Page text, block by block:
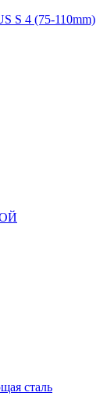
S 4 (75-110mm)
сталь